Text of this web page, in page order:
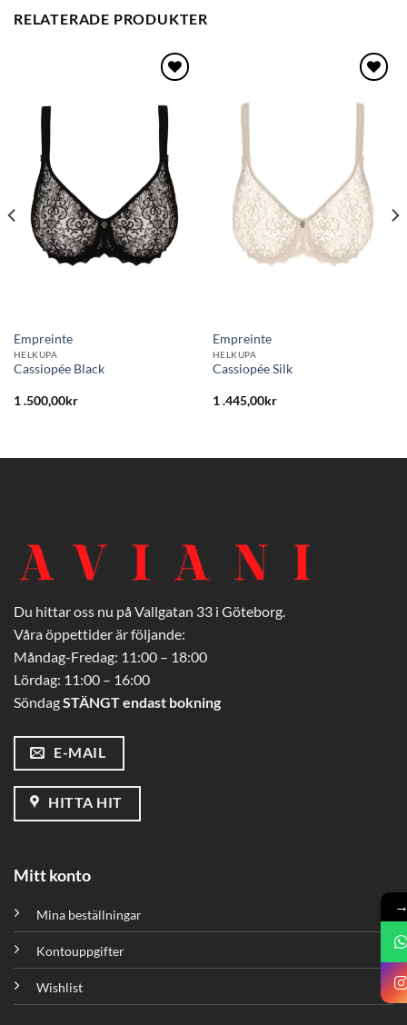
RELATERADE PRODUKTER
Lägg
till i
önskelistan
Empreinte
HELKUPA
Cassiopée Black
1 .500,00kr
Empreinte
HELKUPA
Cassiopée Silk
1 .445,00kr
Du hittar oss nu på Vallgatan 33 i Göteborg.
Våra öppettider är följande:
Måndag-Fredag: 11:00 – 18:00
Lördag: 11:00 – 16:00
SöndagSTÄNGT endast bokning
E-MAIL
HITTA HIT
Mitt konto
Mina beställningar
Kontouppgifter
Wishlist